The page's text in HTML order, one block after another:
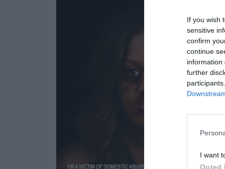
If you wish
sensitive
confirm
continue
information
further
I want
Opted